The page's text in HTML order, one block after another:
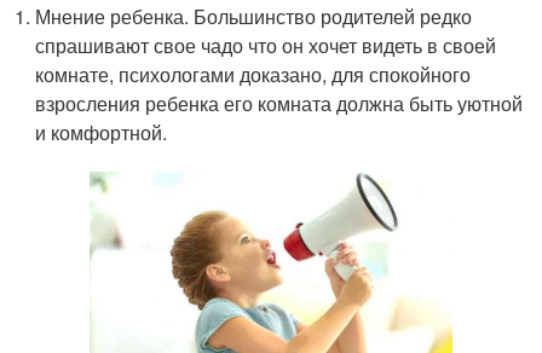
Мнение ребенка. Большинство родителей редко
спрашивают свое чадо что он хочет видеть в своей
комнате, психологами доказано, для спокойного
взросления ребенка его комната должна быть уютной
и комфортной.